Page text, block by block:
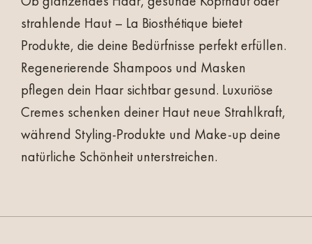
strahlende Haut – La Biosthétique bietet
Produkte, die deine Bedürfnisse perfekt erfüllen.
Regenerierende Shampoos und Masken
pflegen dein Haar sichtbar gesund. Luxuriöse
Cremes schenken deiner Haut neue Strahlkraft,
während Styling-Produkte und Make-up deine
natürliche Schönheit unterstreichen.